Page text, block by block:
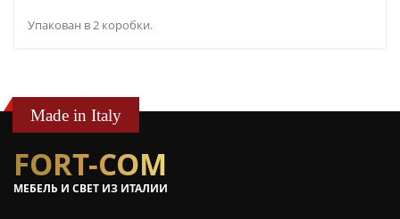
Упакован в 2 коробки.
Made in Italy
FORT-COM
МЕБЕЛЬ И СВЕТ ИЗ ИТАЛИИ